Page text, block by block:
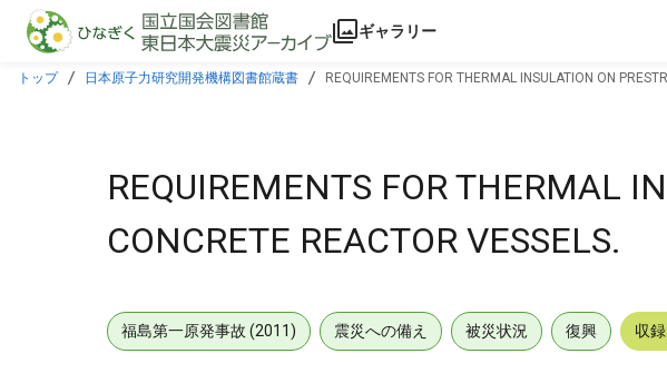
本文に飛ぶ
ギャラリー
トップ 日本原子力研究開発機構図書館蔵書 REQUIREMENTS FOR THERMAL INSULATION ON
REQUIREMENTS FOR THERMAL
CONCRETE REACTOR VESSELS.
福島第一原発事故 (2011) 震災への備え 被災状況 復興 収